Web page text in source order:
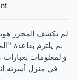
لم يكشف المحرر
لم يلتزم بقاعدة
والمعلومات
في منزل أسرته